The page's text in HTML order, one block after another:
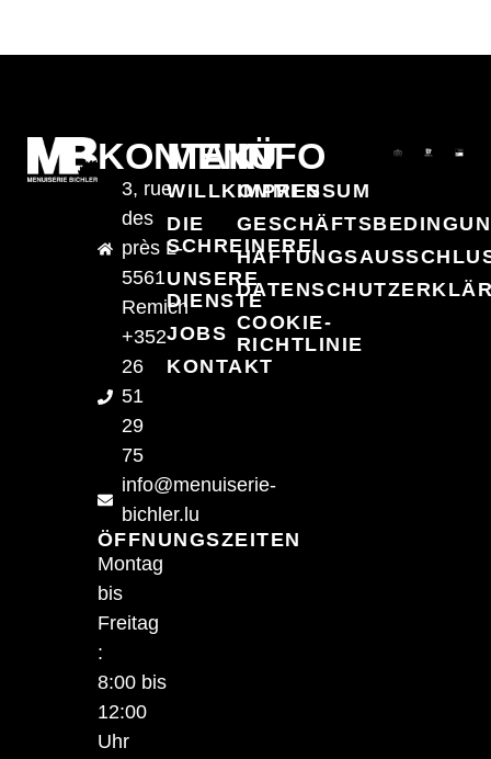
KONTAKT
3, rue
des
près L-
5561
Remich
+352
26
51
29
75
info@menuiserie-
bichler.lu
ÖFFNUNGSZEITEN
Montag
bis
Freitag
:
8:00 bis
12:00
Uhr
MENÜ
WILLKOMMEN
DIE
SCHREINEREI
UNSERE
DIENSTE
JOBS
KONTAKT
INFO
IMPRESSUM
COOKIE-
RICHTLINIE